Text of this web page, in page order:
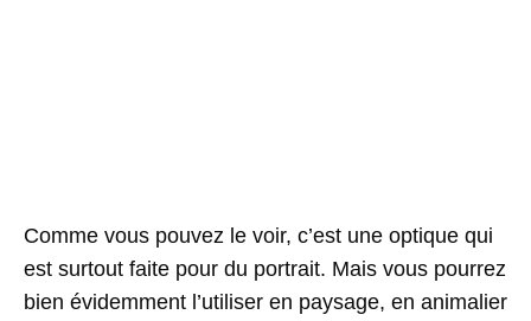
Comme vous pouvez le voir, c’est une optique qui
est surtout faite pour du portrait. Mais vous pourrez
bien évidemment l’utiliser en paysage, en animalier